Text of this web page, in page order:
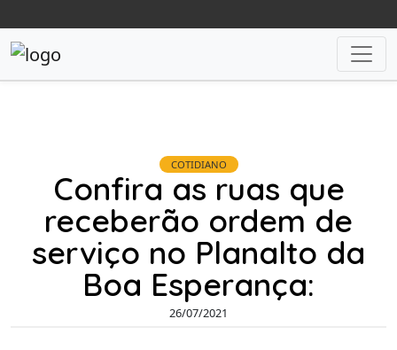
COTIDIANO
Confira as ruas que
receberão ordem de
serviço no Planalto da
Boa Esperança:
26/07/2021